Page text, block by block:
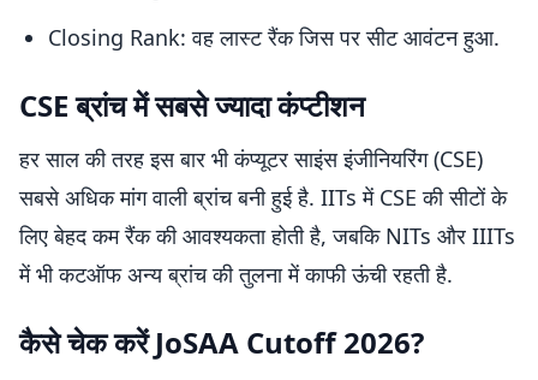
Closing Rank: वह लास्ट रैंक जिस पर सीट आवंटन हुआ.
CSE ब्रांच में सबसे ज्यादा कंप्टीशन
हर साल की तरह इस बार भी कंप्यूटर साइंस इंजीनियरिंग (CSE)
सबसे अधिक मांग वाली ब्रांच बनी हुई है. IITs में CSE की सीटों के
लिए बेहद कम रैंक की आवश्यकता होती है, जबकि NITs और IIITs
में भी कटऑफ अन्य ब्रांच की तुलना में काफी ऊंची रहती है.
कैसे चेक करें JoSAA Cutoff 2026?